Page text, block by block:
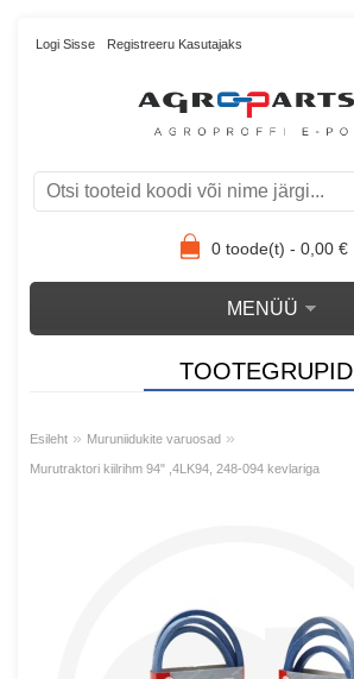
Logi Sisse Registreeru Kasutajaks
0toode(t) - 0,00€
MENÜÜ
TOOTEGRUPID
Esileht » Muruniidukite varuosad »
Murutraktori kiilrihm 94" ,4LK94, 248-094 kevlariga